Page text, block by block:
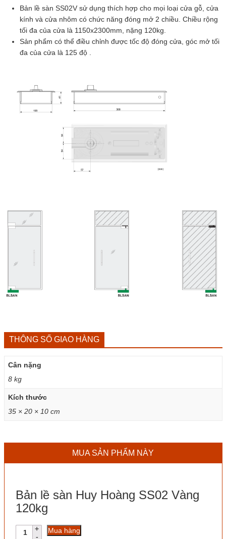
Bản lề sàn SS02V sử dụng thích hợp cho mọi loại cửa gỗ, cửa
kính và cửa nhôm có chức năng đóng mở 2 chiều. Chiều rộng
tối đa của cửa là 1150x2300mm, nặng 120kg.
Sản phẩm có thể điều chỉnh được tốc độ đóng cửa, góc mở tối
đa của cửa là 125 độ .
THÔNG SỐ GIAO HÀNG
Cân nặng
8 kg
Kích thước
35 × 20 × 10 cm
MUA SẢN PHẨM NÀY
Bản lề sàn Huy Hoàng SS02 Vàng
120kg
Bản
Mua hàng